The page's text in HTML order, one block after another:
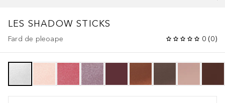
LES SHADOW STICKS
Fard de pleoape 0 (0)